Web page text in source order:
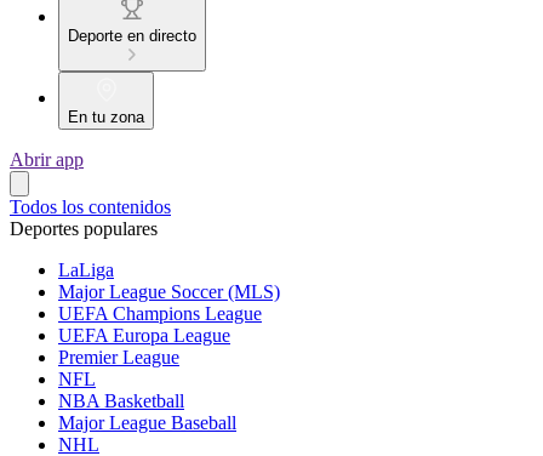
Deporte en directo
En tu zona
Abrir app
Todos los contenidos
Deportes populares
LaLiga
Major League Soccer (MLS)
UEFA Champions League
UEFA Europa League
Premier League
NFL
NBA Basketball
Major League Baseball
NHL